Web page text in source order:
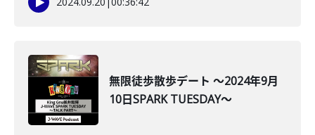
無限徒歩散歩デート ～2024年9月
10日SPARK TUESDAY～